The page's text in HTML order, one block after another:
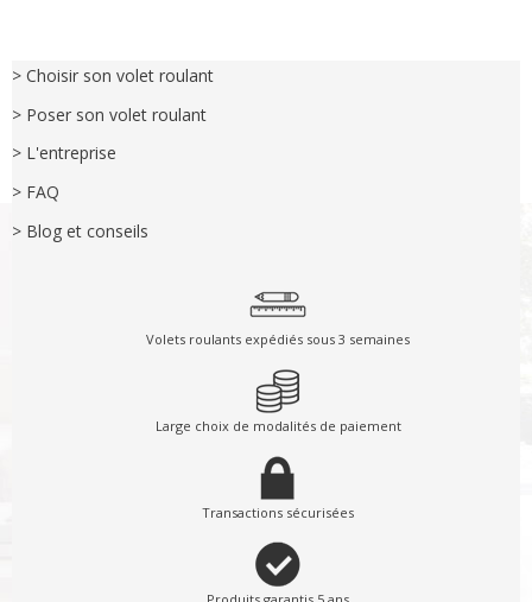
> Choisir son volet roulant
> Poser son volet roulant
> L'entreprise
> FAQ
> Blog et conseils
Volets roulants expédiés sous 3 semaines
Large choix de modalités de paiement
Transactions sécurisées